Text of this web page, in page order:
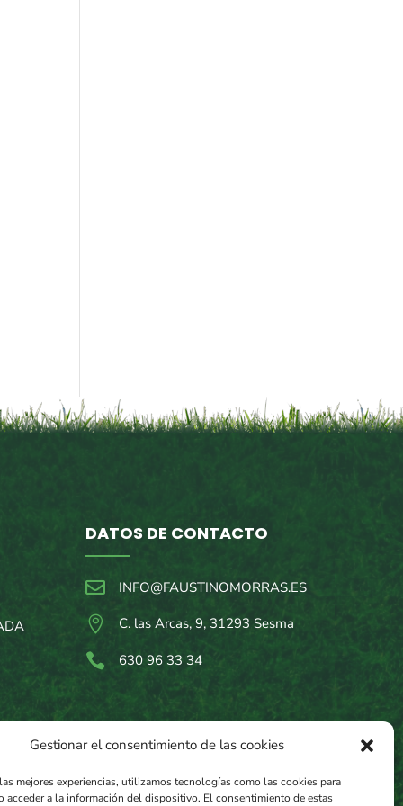
Gestionar el consentimiento de las cookies
mejores experiencias, utilizamos tecnologías como las cookies para
acceder a la información del dispositivo. El consentimiento de estas
DATOS DE CONTACTO
 INFO@FAUSTINOMORRAS.ES
 C. las Arcas, 9, 31293 Sesma
 630 96 33 34